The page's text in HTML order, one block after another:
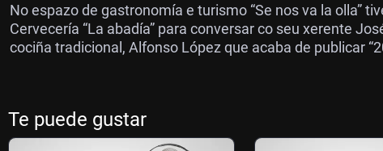
No espazo de gastronomía e turismo “Se nos va la olla”
Cervecería “La abadía” para conversar co seu xerente
cociña tradicional, Alfonso López que acaba de publicar
Te puede gustar